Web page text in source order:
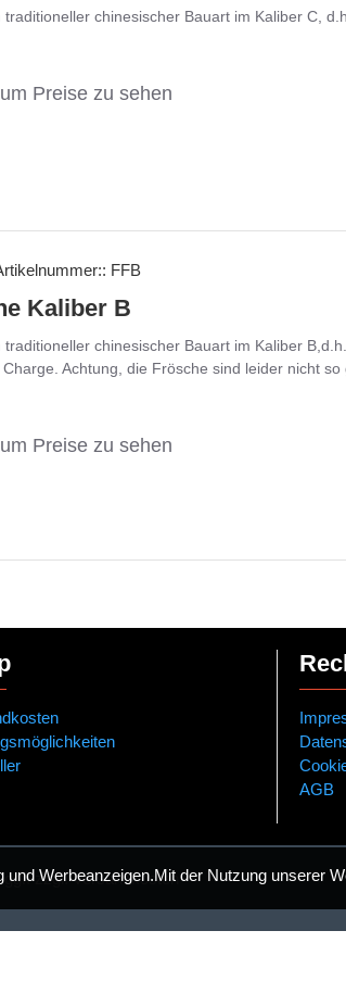
chinesischer Bauart im Kaliber C,
Preise zu sehen
FFB
Kaliber B
traditioneller chinesischer Bauart im Kaliber
Achtung, die Frösche sind leider nicht so
Preise zu sehen
AGB
zzgl. Versandkosten
Werbeanzeigen.Mit der Nutzung unserer